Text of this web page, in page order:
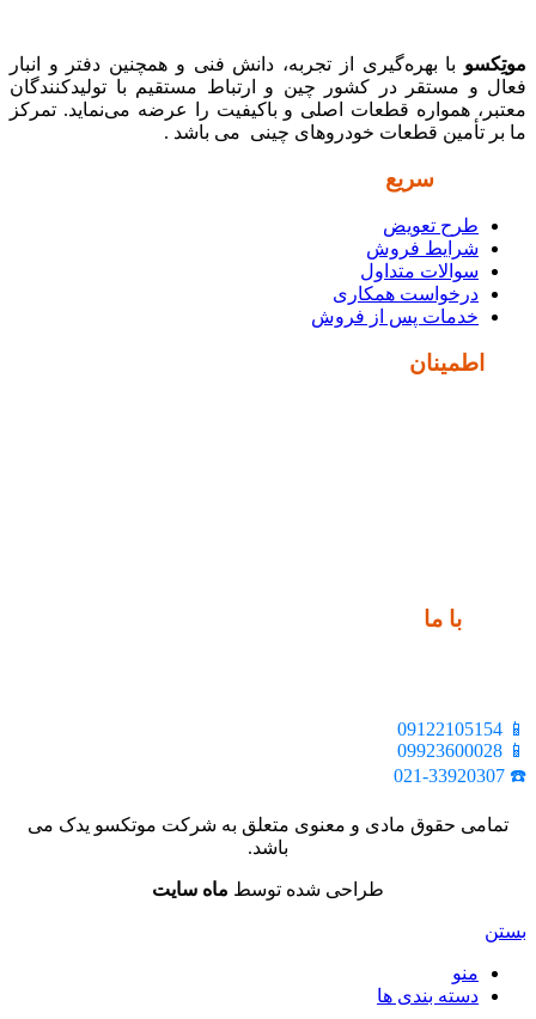
موتِکسو با بهره‌گیری از تجربه، دانش فنی و همچنین دفتر و انبار
فعال و مستقر در کشور چین و ارتباط مستقیم با تولیدکنندگان
معتبر، همواره قطعات اصلی و باکیفیت را عرضه می‌نماید. تمرکز
ما بر تأمین قطعات خودروهای چینی می باشد .
سریع
طرح تعویض
شرایط فروش
سوالات متداول
درخواست همکاری
خدمات پس از فروش
اطمینان
با ما
📱 09122105154
📱 09923600028
☎️ 021-33920307
تمامی حقوق مادی و معنوی متعلق به شرکت موتکسو یدک می
باشد.
طراحی شده توسط ماه سایت
بستن
منو
دسته بندی ها